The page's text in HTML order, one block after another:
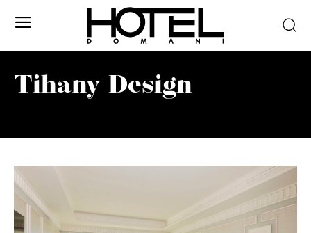
Tihany Design